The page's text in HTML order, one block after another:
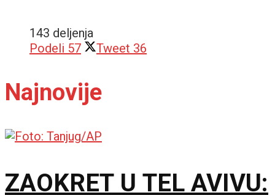
143 deljenja
Podeli 57 Tweet 36
Najnovije
ZAOKRET U TEL AVIVU: